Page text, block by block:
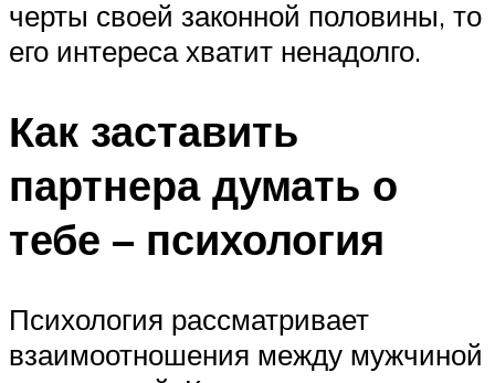
черты своей законной половины, то
его интереса хватит ненадолго.
Как заставить
партнера думать о
тебе – психология
Психология рассматривает
взаимоотношения между мужчиной